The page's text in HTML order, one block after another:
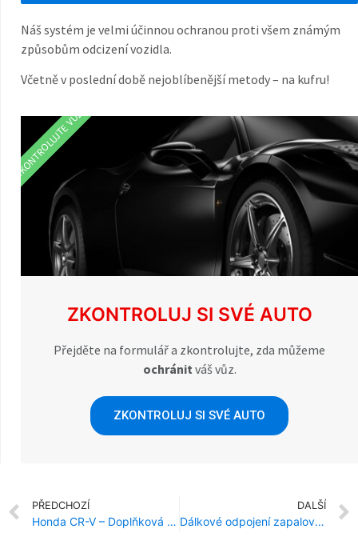
Náš systém je velmi účinnou ochranou proti všem známým
způsobům odcizení vozidla.
Včetně v poslední době nejoblíbenější metody – na kufru!
ZKONTROLUJ SI SVÉ AUTO
Přejděte na formulář a zkontrolujte, zda můžeme
ochránit váš vůz.
ZKONTROLUJ SI SVÉ AUTO
ZKONTROLUJTE VŮZ
PŘEDCHOZÍ
Honda CR-V – Doplňková Ochrana Proti Krádeži
DALŠÍ
Dálkové odpojení zapalování GPS? Moderní metoda ochrany proti krádeži a dokonalé řešení pro vozový park.